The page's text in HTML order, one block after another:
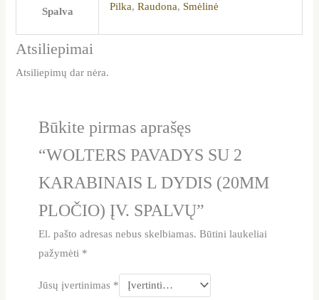
Spalva Pilka,Raudona, Smėlinė
Atsiliepimai
Atsiliepimų dar nėra.
Būkite pirmas aprašęs
“WOLTERS PAVADYS SU 2
KARABINAIS L DYDIS (20MM
PLOČIO) ĮV. SPALVŲ”
El. pašto adresas nebus skelbiamas. Būtini laukeliai
pažymėti *
Jūsų įvertinimas *